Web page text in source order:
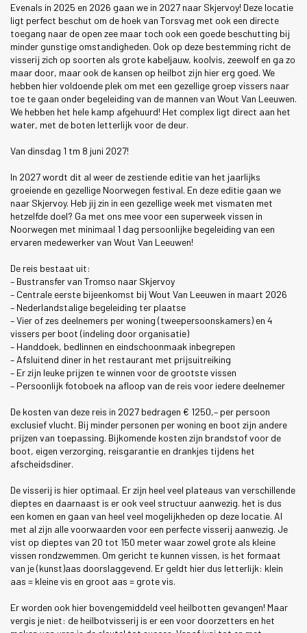
Evenals in 2025 en 2026 gaan we in 2027 naar Skjervoy! Deze locatie
ligt perfect beschut om de hoek van Torsvag met ook een directe
toegang naar de open zee maar toch ook een goede beschutting bij
minder gunstige omstandigheden. Ook op deze bestemming richt de
visserij zich op soorten als grote kabeljauw, koolvis, zeewolf en ga zo
maar door, maar ook de kansen op heilbot zijn hier erg goed. We
hebben hier voldoende plek om met een gezellige groep vissers naar
toe te gaan onder begeleiding van de mannen van Wout Van Leeuwen.
We hebben het hele kamp afgehuurd! Het complex ligt direct aan het
water, met de boten letterlijk voor de deur.
Van dinsdag 1 tm 8 juni 2027!
In 2027 wordt dit al weer de zestiende editie van het jaarlijks
groeiende en gezellige Noorwegen festival. En deze editie gaan we
naar Skjervoy. Heb jij zin in een gezellige week met vismaten met
hetzelfde doel? Ga met ons mee voor een superweek vissen in
Noorwegen met minimaal 1 dag persoonlijke begeleiding van een
ervaren medewerker van Wout Van Leeuwen!
De reis bestaat uit:
– Bustransfer van Tromso naar Skjervoy
– Centrale eerste bijeenkomst bij Wout Van Leeuwen in maart 2026
– Nederlandstalige begeleiding ter plaatse
– Vier of zes deelnemers per woning (tweepersoonskamers) en 4
vissers per boot (indeling door organisatie)
– Handdoek, bedlinnen en eindschoonmaak inbegrepen
– Afsluitend diner in het restaurant met prijsuitreiking
– Er zijn leuke prijzen te winnen voor de grootste vissen
– Persoonlijk fotoboek na afloop van de reis voor iedere deelnemer
De kosten van deze reis in 2027 bedragen € 1250,– per persoon
exclusief vlucht. Bij minder personen per woning en boot zijn andere
prijzen van toepassing. Bijkomende kosten zijn brandstof voor de
boot, eigen verzorging, reisgarantie en drankjes tijdens het
afscheidsdiner.
De visserij is hier optimaal. Er zijn heel veel plateaus van verschillende
dieptes en daarnaast is er ook veel structuur aanwezig. het is dus
een komen en gaan van heel veel mogelijkheden op deze locatie. Al
met al zijn alle voorwaarden voor een perfecte visserij aanwezig. Je
vist op dieptes van 20 tot 150 meter waar zowel grote als kleine
vissen rondzwemmen. Om gericht te kunnen vissen, is het formaat
van je (kunst)aas doorslaggevend. Er geldt hier dus letterlijk: klein
aas = kleine vis en groot aas = grote vis.
Er worden ook hier bovengemiddeld veel heilbotten gevangen! Maar
vergis je niet: de heilbotvisserij is er een voor doorzetters en het